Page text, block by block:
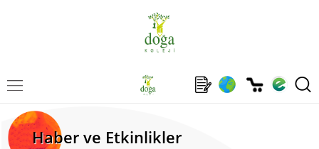
Haber ve Etkinlikler